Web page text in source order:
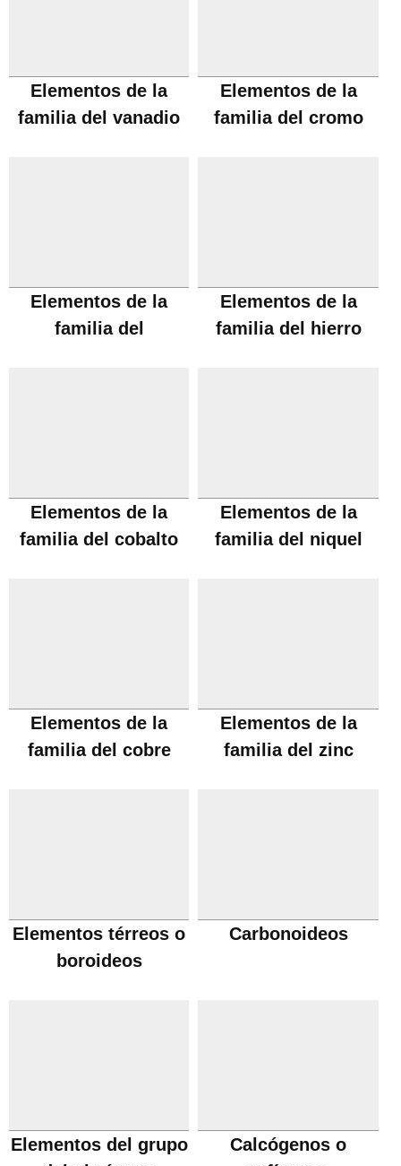
Elementos de la
familia del vanadio
Elementos de la
familia del cromo
Elementos de la
familia del
Elementos de la
familia del hierro
Elementos de la
familia del cobalto
Elementos de la
familia del niquel
Elementos de la
familia del cobre
Elementos de la
familia del zinc
Elementos térreos o
boroideos
Carbonoideos
Elementos del grupo
Calcógenos o